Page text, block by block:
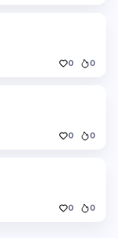
0 0
0 0
0 0